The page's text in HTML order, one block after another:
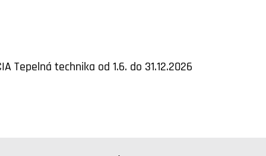
Tepelná technika od 1.6. do 31.12.2026